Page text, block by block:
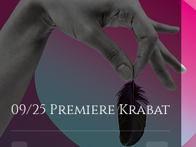
09/25 Premiere Krabat